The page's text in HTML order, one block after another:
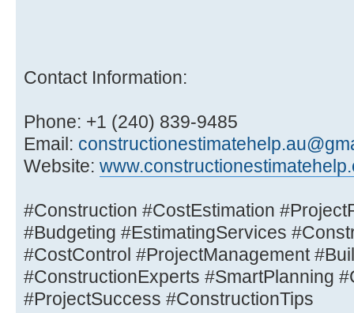
Contact Information:
Phone: +1 (240) 839-9485
Email:
Website:
#Construction #CostEstimation
#Budgeting #EstimatingServices
#CostControl #ProjectManagement
#ConstructionExperts #SmartPlanning
#ProjectSuccess #ConstructionTips